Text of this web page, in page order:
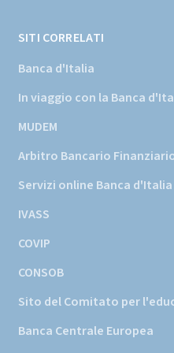
SITI CORRELATI
Banca d'Italia
In viaggio con la Banca
MUDEM
Arbitro Bancario
Servizi online Banca d'Italia
IVASS
COVIP
CONSOB
Sito del Comitato per
Banca Centrale Europea